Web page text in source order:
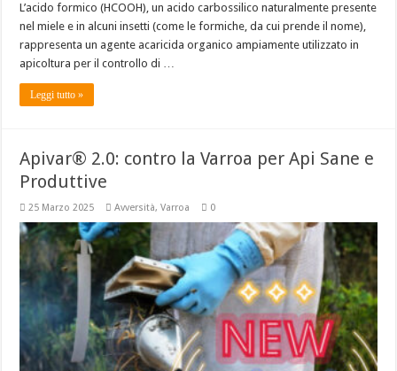
L’acido formico (HCOOH), un acido carbossilico naturalmente presente
nel miele e in alcuni insetti (come le formiche, da cui prende il nome),
rappresenta un agente acaricida organico ampiamente utilizzato in
apicoltura per il controllo di …
Leggi tutto »
Apivar® 2.0: contro la Varroa per Api Sane e
Produttive
25 Marzo 2025 Avversità,Varroa 0